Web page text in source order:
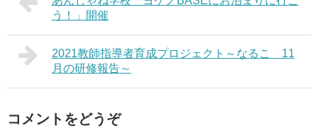
う！」開催
2021教師指導者育成プロジェクト～なるこ 11
月の研修報告～
コメントをどうぞ